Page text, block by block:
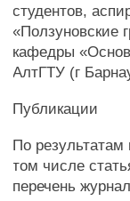
студентов,
«Ползуновские
кафедры
АлтГТУ (г
Публикации
По
том числе
перечень